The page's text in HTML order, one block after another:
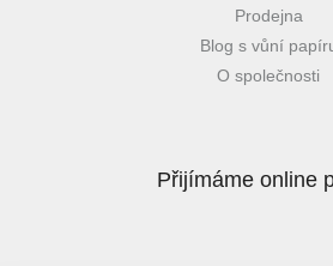
Prodejna
Blog s vůní
O společnosti
Přijímáme online